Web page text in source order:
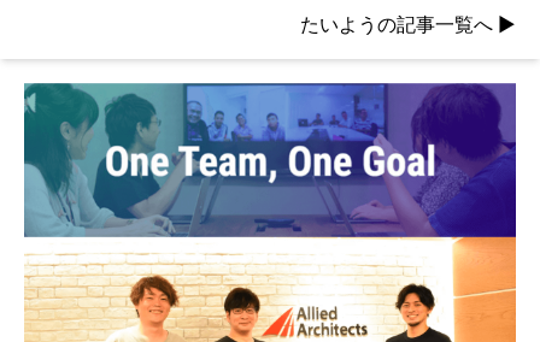
たいようの記事一覧へ ▶︎